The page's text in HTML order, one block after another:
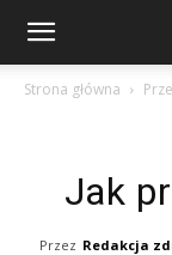
Strona główna
Jak
Przez Redakcja